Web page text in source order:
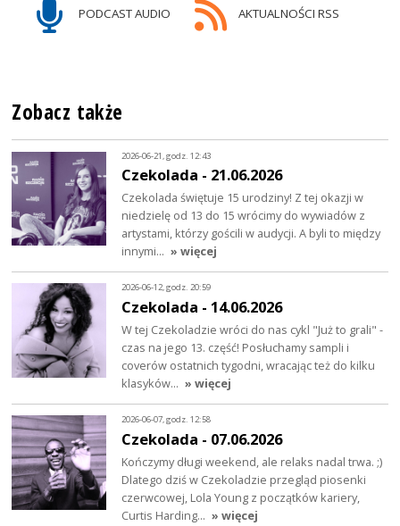
PODCAST AUDIO AKTUALNOŚCI RSS
Zobacz także
2026-06-21, godz. 12:43
Czekolada - 21.06.2026
Czekolada świętuje 15 urodziny! Z tej okazji w
niedzielę od 13 do 15 wrócimy do wywiadów z
artystami, którzy gościli w audycji. A byli to między
innymi… » więcej
2026-06-12, godz. 20:59
Czekolada - 14.06.2026
W tej Czekoladzie wróci do nas cykl "Już to grali" -
czas na jego 13. część! Posłuchamy sampli i
coverów ostatnich tygodni, wracając też do kilku
klasyków… » więcej
2026-06-07, godz. 12:58
Czekolada - 07.06.2026
Kończymy długi weekend, ale relaks nadal trwa. ;)
Dlatego dziś w Czekoladzie przegląd piosenki
czerwcowej, Lola Young z początków kariery,
Curtis Harding… » więcej